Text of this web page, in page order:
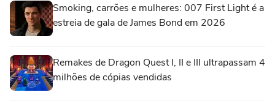
Smoking, carrões e mulheres: 007 First Light é a
estreia de gala de James Bond em 2026
Remakes de Dragon Quest I, II e III ultrapassam 4
milhões de cópias vendidas